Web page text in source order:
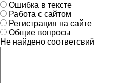
Ошибка в тексте
Работа с сайтом
Регистрация на сайте
Общие вопросы
Не найдено соответсвий